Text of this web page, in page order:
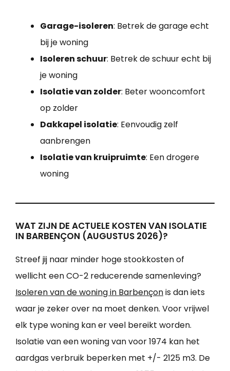
Garage-isoleren: Betrek de garage echt
bij je woning
Isoleren schuur: Betrek de schuur echt bij
je woning
Isolatie van zolder: Beter wooncomfort
op zolder
Dakkapel isolatie: Eenvoudig zelf
aanbrengen
Isolatie van kruipruimte: Een drogere
woning
WAT ZIJN DE ACTUELE KOSTEN VAN ISOLATIE
IN BARBENÇON (AUGUSTUS 2026)?
Streef jij naar minder hoge stookkosten of
wellicht een CO-2 reducerende samenleving?
Isoleren van de woning in Barbençonis dan iets
waar je zeker over na moet denken. Voor vrijwel
elk type woning kan er veel bereikt worden.
Isolatie van een woning van voor 1974 kan het
aardgas verbruik beperken met +/- 2125 m3. De